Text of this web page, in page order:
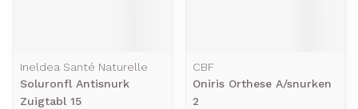
Ineldea Santé Naturelle
Soluronfl Antisnurk
Zuigtabl 15
CBF
Oniris Orthese A/snurken
2